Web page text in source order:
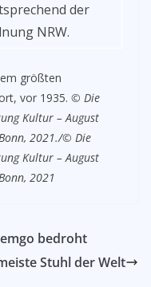
der
NRW.
größten
vor 1935. © Die
Kultur – August
2021./© Die
Kultur – August
2021
bedroht
Stuhl der Welt